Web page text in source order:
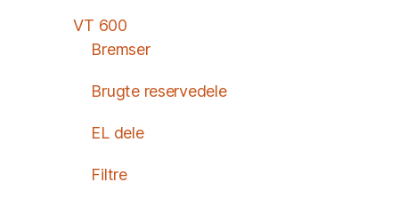
VT 600
Bremser
Brugte reservedele
EL dele
Filtre